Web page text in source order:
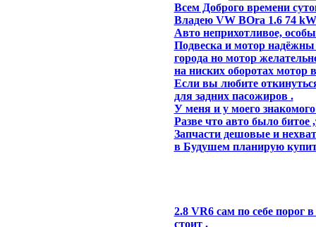
Всем Доброго времени
Владею VW BOra 1.6 74
Авто неприхотливое,
Подвеска и мотор надёжны
города но мотор
на ниских оборотах мотор
Если вы любите
для задних пасожиров .
У меня и у моего
Разве что авто было
Запчасти дешовые и
в Будушем планирую
2.8 VR6 сам по себе порог
стоит .